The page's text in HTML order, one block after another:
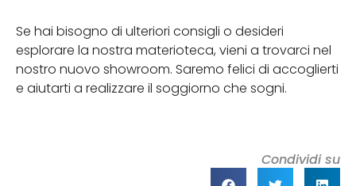
Se hai bisogno di ulteriori consigli o desideri
esplorare la nostra materioteca, vieni a trovarci nel
nostro nuovo showroom. Saremo felici di accoglierti
e aiutarti a realizzare il soggiorno che sogni.
Condividi su